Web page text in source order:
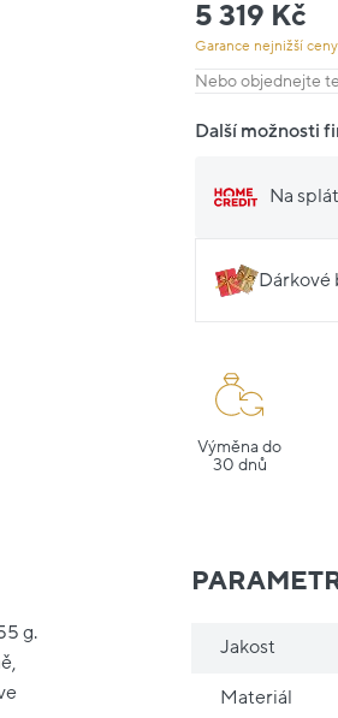
5 319 Kč
Garance nejnižší
Nebo objednejte
Další možnosti
Na
Dárkové
Výměna do
30 dnů
g.
Jakost
Materiál